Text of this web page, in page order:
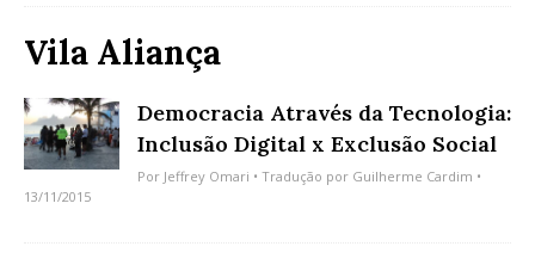
Vila Aliança
Democracia Através da Tecnologia:
Inclusão Digital x Exclusão Social
Por Jeffrey Omari • Tradução por Guilherme Cardim •
13/11/2015